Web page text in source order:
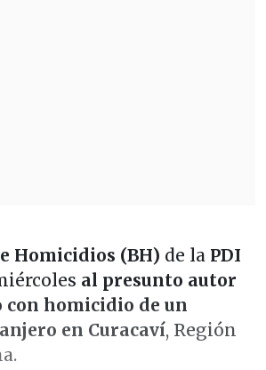
Homicidios (BH) de laPDI
al presunto autor
con homicidio de un
en Curacaví, Región